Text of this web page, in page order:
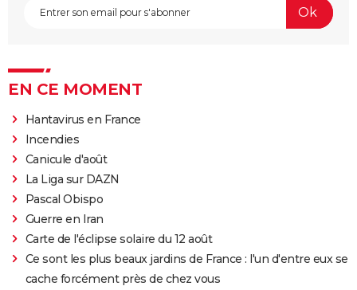
EN CE MOMENT
Hantavirus en France
Incendies
Canicule d'août
La Liga sur DAZN
Pascal Obispo
Guerre en Iran
Carte de l'éclipse solaire du 12 août
Ce sont les plus beaux jardins de France : l'un d'entre eux se
cache forcément près de chez vous